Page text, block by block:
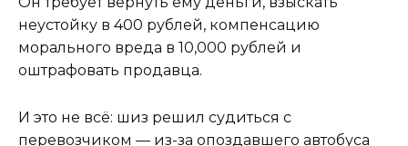
неустойку в 400 рублей, компенсацию
морального вреда в 10,000 рублей и
оштрафовать продавца.
И это не всё: шиз решил судиться с
перевозчиком — из-за опоздавшего автобуса